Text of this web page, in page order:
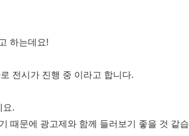
하는데요!
전시가 진행 중 이라고 합니다.
요.
때문에 광고제와 함께 들러보기 좋을 것 같